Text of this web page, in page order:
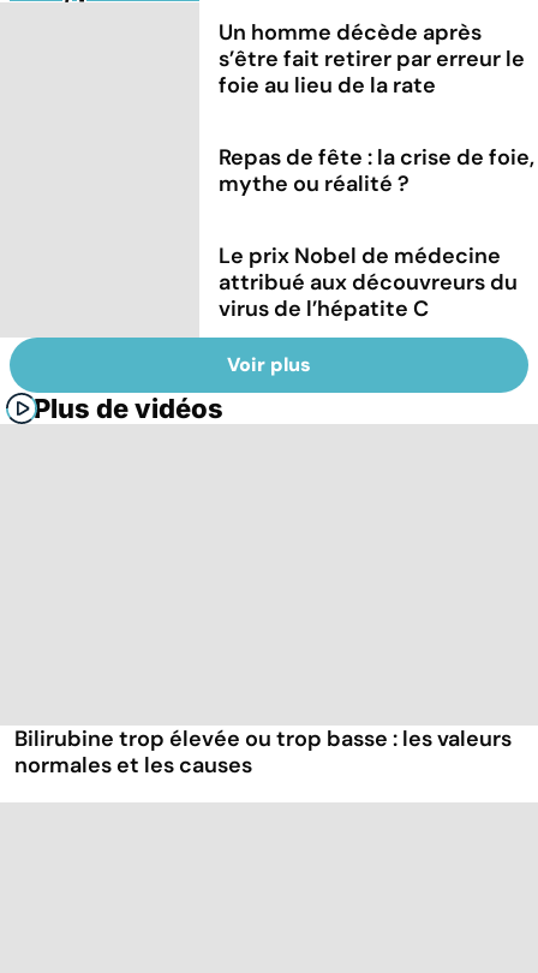
Un homme décède après
s’être fait retirer par erreur le
foie au lieu de la rate
Repas de fête : la crise de foie,
mythe ou réalité ?
Le prix Nobel de médecine
attribué aux découvreurs du
virus de l’hépatite C
Voir plus
Plus de vidéos
Bilirubine trop élevée ou trop basse : les valeurs
normales et les causes